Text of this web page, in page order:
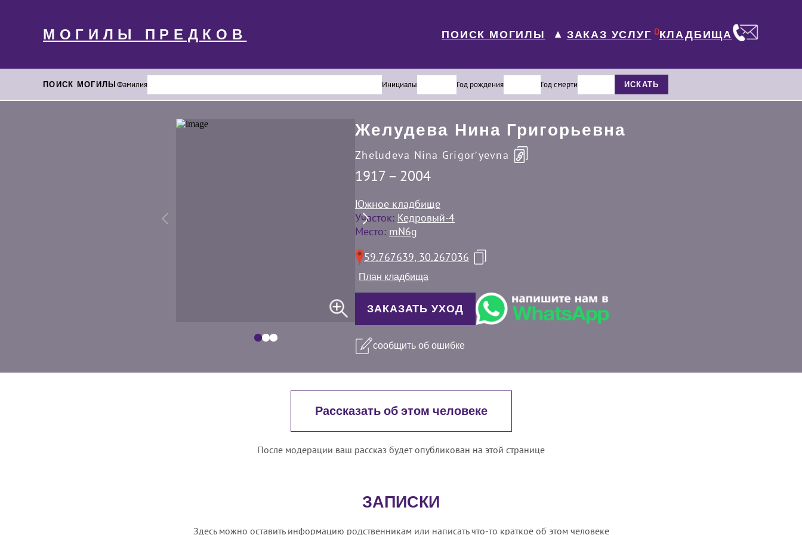
МОГИЛЫ ПРЕДКОВ ПОИСК МОГИЛЫ ▼ ЗАКАЗ УСЛУГ 0КЛАДБИЩА
ПОИСК МОГИЛЫФамилия Инициалы Год рождения Год смерти ИСКАТЬ
Желудева Нина Григорьевна
Zheludeva Nina Grigorʹyevna
1917 – 2004
Южное кладбище
Участок: Кедровый-4
Место: mN6g
59.767639, 30.267036
План кладбища
ЗАКАЗАТЬ УХОД
сообщить об ошибке
Рассказать об этом человеке
После модерации ваш рассказ будет опубликован на этой странице
ЗАПИСКИ
Здесь можно оставить информацию родственникам или написать что-то краткое об этом человеке